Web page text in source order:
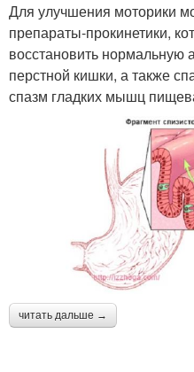
Для улучшения моторики
препараты-прокинетики,
восстановить нормальную
перстной кишки, а также
спазм гладких мышц
читать дальше →